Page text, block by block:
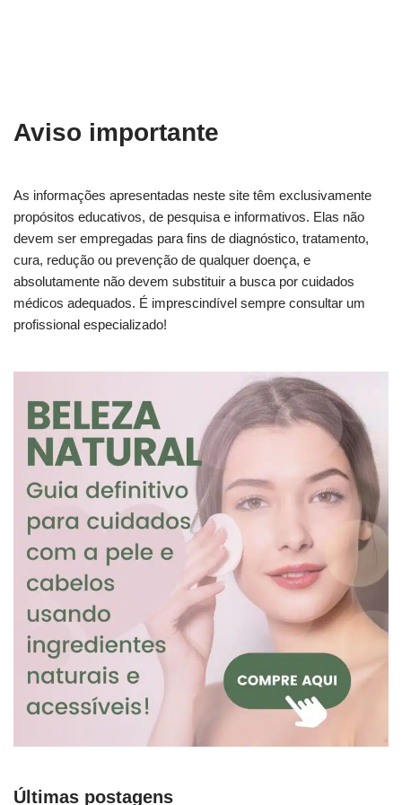
Aviso importante
As informações apresentadas neste site têm exclusivamente
propósitos educativos, de pesquisa e informativos. Elas não
devem ser empregadas para fins de diagnóstico, tratamento,
cura, redução ou prevenção de qualquer doença, e
absolutamente não devem substituir a busca por cuidados
médicos adequados. É imprescindível sempre consultar um
profissional especializado!
Últimas postagens